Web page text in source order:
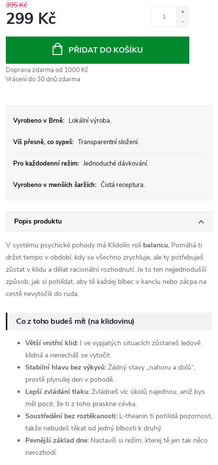
395 Kč
299 Kč
PŘIDAT DO KOŠÍKU
Doprava zdarma od 1000 Kč
Vrácení do 30 dnů zdarma
Vyrobeno v Brně: Lokální výroba.
Víš přesně, co sypeš: Transparentní složení.
Pro každodenní režim: Jednoduché dávkování.
Vyrobeno v menších šaržích: Čistá receptura.
Popis produktu
V systému psychické pohody má Klidolín roli balancu. Pomáhá ti
držet tempo v období, kdy se všechno zrychluje, ale ty potřebuješ
zůstat v klidu a dělat racionální rozhodnutí. Je to ten nejjednodušší
způsob, jak si pohlídat, aby tě každej blbec v kanclu nebo zácpa na
cestě nevytočili do ruda.
Co z toho budeš mít (na klidovinu)
Větší vnitřní klid: I ve vypjatých situacích zůstaneš ledově
klidná a nenecháš se vytočit.
Stabilní hlavu bez výkyvů: Žádný stavy „nahoru a dolů“,
prostě plynulej den v pohodě.
Lepší zvládání tlaku: Zvládneš víc úkolů najednou, aniž bys
měl pocit, že ti z toho praskne cévka.
Soustředění bez roztěkanosti: L-theanin ti pohlídá pozornost,
takže nebudeš těkat od jedný blbosti k druhý.
Pevnější základ dne: Nastavíš si režim, kterej tě jen tak něco
nerozhodí.